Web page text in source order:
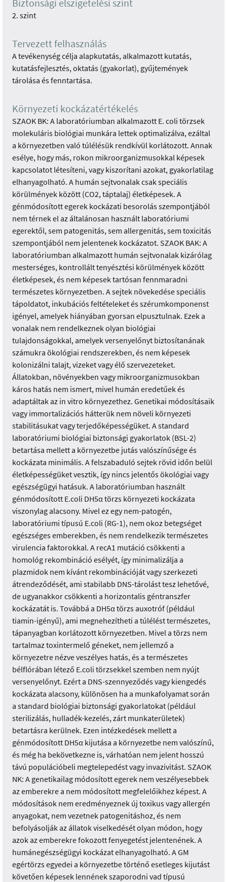
Biztonsági elszigetelési szint
2. szint
Tervezett felhasználás
A tevékenység célja alapkutatás, alkalmazott kutatás,
kutatásfejlesztés, oktatás (gyakorlat), gyűjtemények
tárolása és fenntartása.
Környezeti kockázatértékelés
SZAOK BK: A laboratóriumban alkalmazott E. coli törzsek
molekuláris biológiai munkára lettek optimalizálva, ezáltal
a környezetben való túlélésük rendkívül korlátozott. Annak
esélye, hogy más, rokon mikroorganizmusokkal képesek
kapcsolatot létesíteni, vagy kiszorítani azokat, gyakorlatilag
elhanyagolható. A humán sejtvonalak csak speciális
körülmények között (CO2, táptalaj) életképesek. A
génmódosított egerek kockázati besorolás szempontjából
nem térnek el az általánosan használt laboratóriumi
egerektől, sem patogenitás, sem allergenitás, sem toxicitás
szempontjából nem jelentenek kockázatot. SZAOK BAK: A
laboratóriumban alkalmazott humán sejtvonalak kizárólag
mesterséges, kontrollált tenyésztési körülmények között
életképesek, és nem képesek tartósan fennmaradni
természetes környezetben. A sejtek növekedése speciális
tápoldatot, inkubációs feltételeket és szérumkomponenst
igényel, amelyek hiányában gyorsan elpusztulnak. Ezek a
vonalak nem rendelkeznek olyan biológiai
tulajdonságokkal, amelyek versenyelőnyt biztosítanának
számukra ökológiai rendszerekben, és nem képesek
kolonizálni talajt, vizeket vagy élő szervezeteket.
Állatokban, növényekben vagy mikroorganizmusokban
káros hatás nem ismert, mivel humán eredetűek és
adaptáltak az in vitro környezethez. Genetikai módosításaik
vagy immortalizációs hátterük nem növeli környezeti
stabilitásukat vagy terjedőképességüket. A standard
laboratóriumi biológiai biztonsági gyakorlatok (BSL-2)
betartása mellett a környezetbe jutás valószínűsége és
kockázata minimális. A felszabaduló sejtek rövid időn belül
életképességüket vesztik, így nincs jelentős ökológiai vagy
egészségügyi hatásuk. A laboratóriumban használt
génmódosított E.coli DH5α törzs környezeti kockázata
viszonylag alacsony. Mivel ez egy nem-patogén,
laboratóriumi típusú E.coli (RG-1), nem okoz betegséget
egészséges emberekben, és nem rendelkezik természetes
virulencia faktorokkal. A recA1 mutáció csökkenti a
homológ rekombináció esélyét, így minimalizálja a
plazmidok nem kívánt rekombinációját vagy szerkezeti
átrendeződését, ami stabilabb DNS-tárolást tesz lehetővé,
de ugyanakkor csökkenti a horizontalis géntranszfer
kockázatát is. Továbbá a DH5α törzs auxotróf (például
tiamin-igényű), ami megnehezítheti a túlélést természetes,
tápanyagban korlátozott környezetben. Mivel a törzs nem
tartalmaz toxintermelő géneket, nem jellemző a
környezetre nézve veszélyes hatás, és a természetes
bélflórában létező E.coli törzsekkel szemben nem nyújt
versenyelőnyt. Ezért a DNS-szennyeződés vagy kiengedés
kockázata alacsony, különösen ha a munkafolyamat során
a standard biológiai biztonsági gyakorlatokat (például
sterilizálás, hulladék-kezelés, zárt munkaterületek)
betartásra kerülnek. Ezen intézkedések mellett a
génmódosított DH5α kijutása a környezetbe nem valószínű,
és még ha bekövetkezne is, várhatóan nem jelent hosszú
távú populációbeli megtelepedést vagy invazivitást. SZAOK
NK: A genetikailag módosított egerek nem veszélyesebbek
az emberekre a nem módosított megfelelőikhez képest. A
módosítások nem eredményeznek új toxikus vagy allergén
anyagokat, nem vezetnek patogenitáshoz, és nem
befolyásolják az állatok viselkedését olyan módon, hogy
azok az emberekre fokozott fenyegetést jelentenének. A
humánegészségügyi kockázat elhanyagolható. A GM
egértörzs egyedei a környezetbe történő esetleges kijutást
követően képesek lennének szaporodni vad típusú